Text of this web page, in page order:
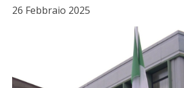
26 Febbraio 2025